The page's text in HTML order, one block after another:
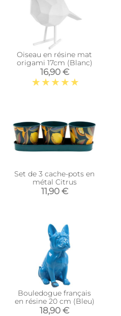
Oiseau en résine mat
origami 17cm (Blanc)
16,90 €
Set de 3 cache-pots en
métal Citrus
11,90 €
Bouledogue français
en résine 20 cm (Bleu)
18,90 €